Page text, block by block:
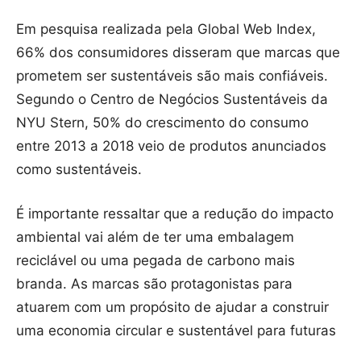
Em pesquisa realizada pela Global Web Index,
66% dos consumidores disseram que marcas que
prometem ser sustentáveis são mais confiáveis.
Segundo o Centro de Negócios Sustentáveis ​​da
NYU Stern, 50% do crescimento do consumo
entre 2013 a 2018 veio de produtos anunciados
como sustentáveis.
É importante ressaltar que a redução do impacto
ambiental vai além de ter uma embalagem
reciclável ou uma pegada de carbono mais
branda. As marcas são protagonistas para
atuarem com um propósito de ajudar a construir
uma economia circular e sustentável para futuras